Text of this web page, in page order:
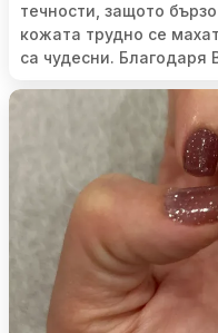
течности, защото
кожата трудно се
са чудесни. Благодаря